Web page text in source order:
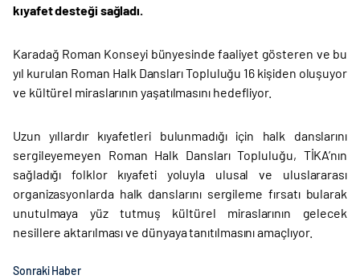
kıyafet desteği sağladı.
Karadağ Roman Konseyi bünyesinde faaliyet gösteren ve bu
yıl kurulan Roman Halk Dansları Topluluğu 16 kişiden oluşuyor
ve kültürel miraslarının yaşatılmasını hedefliyor.
Uzun yıllardır kıyafetleri bulunmadığı için halk danslarını
sergileyemeyen Roman Halk Dansları Topluluğu, TİKA’nın
sağladığı folklor kıyafeti yoluyla ulusal ve uluslararası
organizasyonlarda halk danslarını sergileme fırsatı bularak
unutulmaya yüz tutmuş kültürel miraslarının gelecek
nesillere aktarılması ve dünyaya tanıtılmasını amaçlıyor.
Sonraki Haber